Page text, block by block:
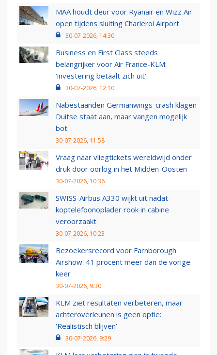
MAA houdt deur voor Ryanair en Wizz Air
open tijdens sluiting Charleroi Airport
30-07-2026, 14:30
Business en First Class steeds
belangrijker voor Air France-KLM:
‘investering betaalt zich uit’
30-07-2026, 12:10
Nabestaanden Germanwings-crash klagen
Duitse staat aan, maar vangen mogelijk
bot
30-07-2026, 11:58
Vraag naar vliegtickets wereldwijd onder
druk door oorlog in het Midden-Oosten
30-07-2026, 10:36
SWISS-Airbus A330 wijkt uit nadat
koptelefoonoplader rook in cabine
veroorzaakt
30-07-2026, 10:23
Bezoekersrecord voor Farnborough
Airshow: 41 procent meer dan de vorige
keer
30-07-2026, 9:30
KLM ziet resultaten verbeteren, maar
achteroverleunen is geen optie:
‘Realistisch blijven’
30-07-2026, 9:29